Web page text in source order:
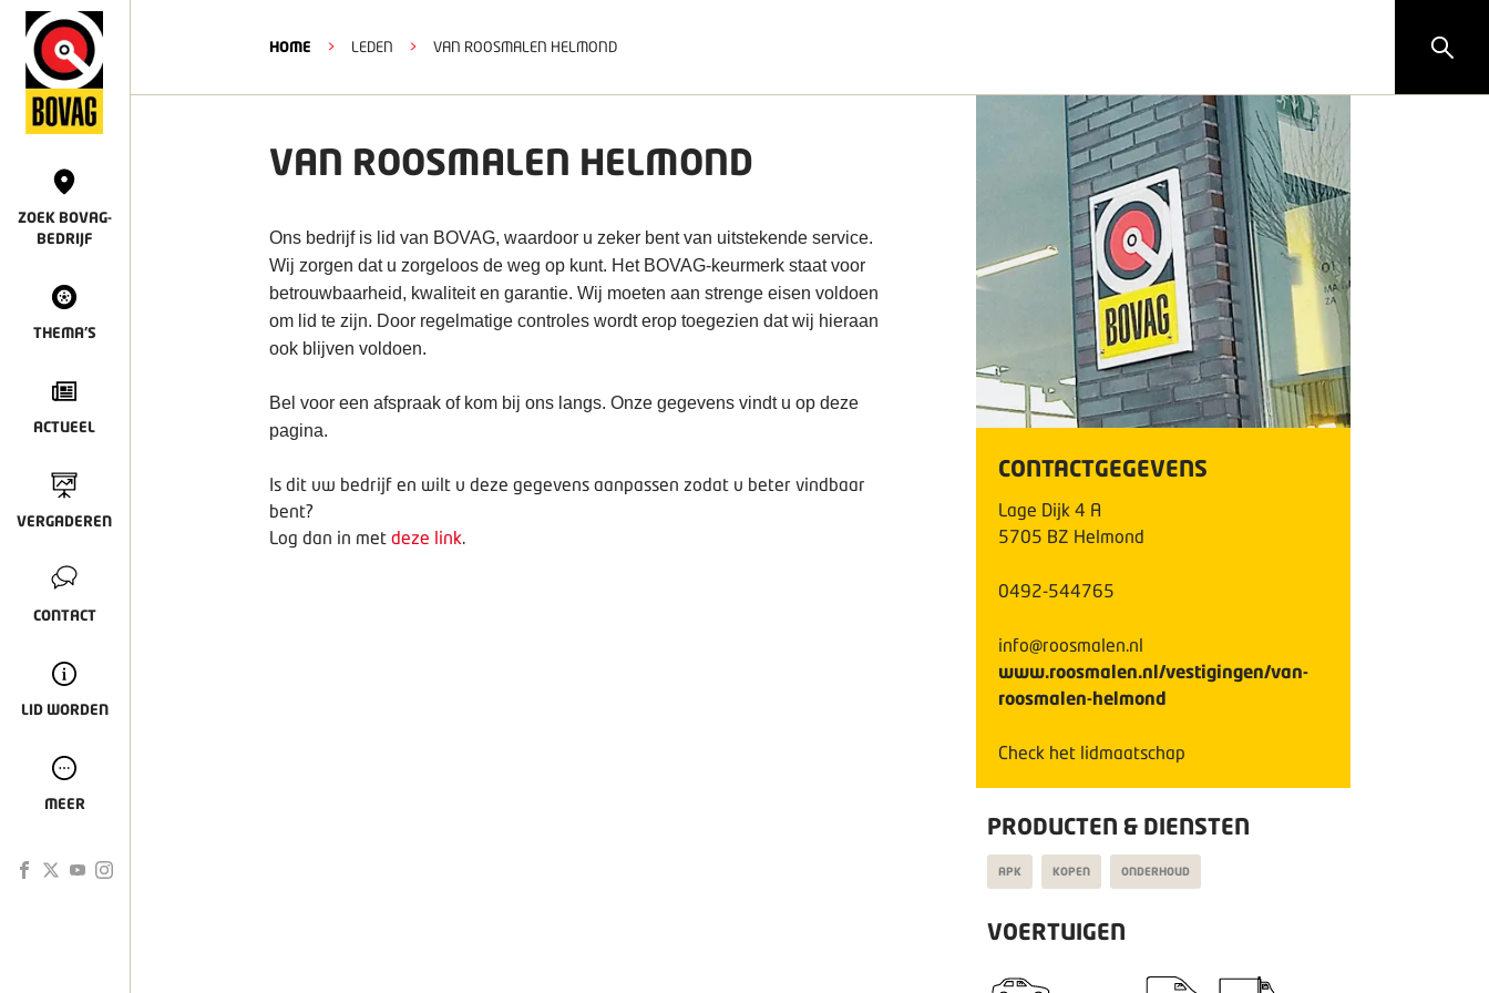
ZOEK BOVAG-
BEDRIJF
THEMA'S
ACTUEEL
VERGADEREN
CONTACT
LID WORDEN
MEER
HOME > LEDEN > VAN ROOSMALEN HELMOND
VAN ROOSMALEN HELMOND
Ons bedrijf is lid van BOVAG, waardoor u zeker bent van uitstekende service.
Wij zorgen dat u zorgeloos de weg op kunt. Het BOVAG-keurmerk staat voor
betrouwbaarheid, kwaliteit en garantie. Wij moeten aan strenge eisen voldoen
om lid te zijn. Door regelmatige controles wordt erop toegezien dat wij hieraan
ook blijven voldoen.
Bel voor een afspraak of kom bij ons langs. Onze gegevens vindt u op deze
pagina.
Is dit uw bedrijf en wilt u deze gegevens aanpassen zodat u beter vindbaar
bent?
Log dan in met deze link.
CONTACTGEGEVENS
Lage Dijk 4 A
5705 BZ Helmond
0492-544765
info@roosmalen.nl
www.roosmalen.nl/vestigingen/van-
roosmalen-helmond
Check het lidmaatschap
PRODUCTEN & DIENSTEN
APK KOPEN ONDERHOUD
VOERTUIGEN